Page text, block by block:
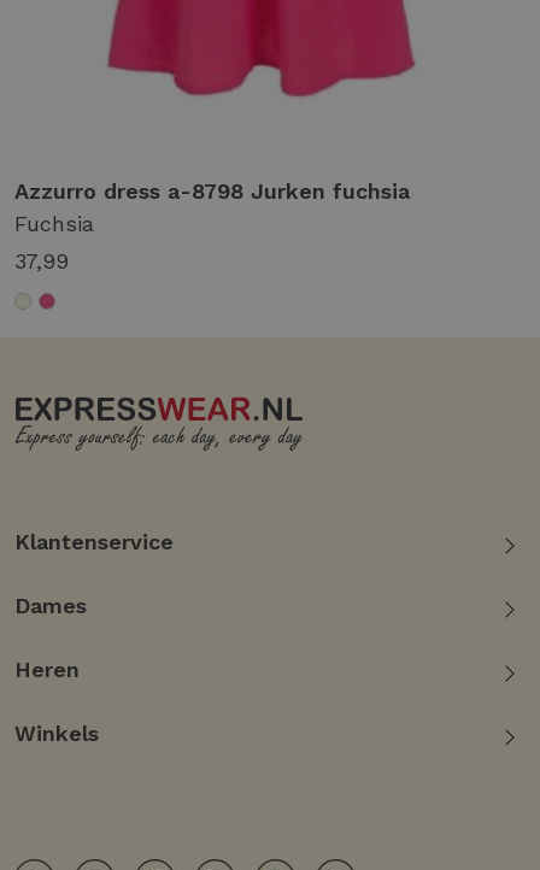
Azzurro dress a-8798 Jurken fuchsia
Fuchsia
37,99
Klantenservice
Dames
Heren
Winkels